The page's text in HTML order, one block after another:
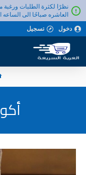
نظرًا لكثرة الطلبات ورغبة
العاشره صباحًا الى الساعه
دخول
تسجيل